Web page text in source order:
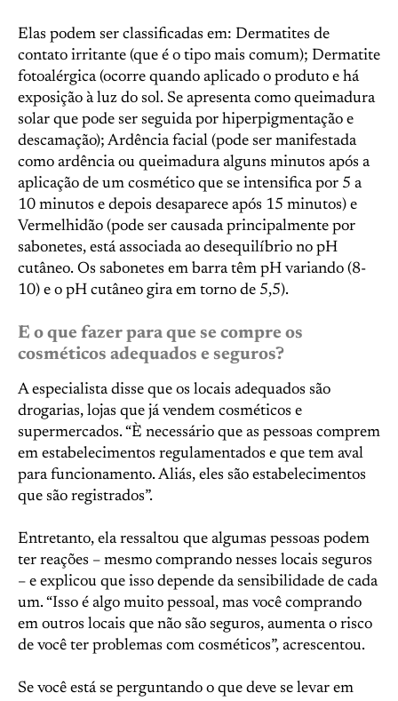
Elas podem ser classificadas em: Dermatites de
contato irritante (que é o tipo mais comum); Dermatite
fotoalérgica (ocorre quando aplicado o produto e há
exposição à luz do sol. Se apresenta como queimadura
solar que pode ser seguida por hiperpigmentação e
descamação); Ardência facial (pode ser manifestada
como ardência ou queimadura alguns minutos após a
aplicação de um cosmético que se intensifica por 5 a
10 minutos e depois desaparece após 15 minutos) e
Vermelhidão (pode ser causada principalmente por
sabonetes, está associada ao desequilíbrio no pH
cutâneo. Os sabonetes em barra têm pH variando (8-
10) e o pH cutâneo gira em torno de 5,5).
E o que fazer para que se compre os
cosméticos adequados e seguros?
A especialista disse que os locais adequados são
drogarias, lojas que já vendem cosméticos e
supermercados. “È necessário que as pessoas comprem
em estabelecimentos regulamentados e que tem aval
para funcionamento. Aliás, eles são estabelecimentos
que são registrados”.
Entretanto, ela ressaltou que algumas pessoas podem
ter reações – mesmo comprando nesses locais seguros
– e explicou que isso depende da sensibilidade de cada
um. “Isso é algo muito pessoal, mas você comprando
em outros locais que não são seguros, aumenta o risco
de você ter problemas com cosméticos”, acrescentou.
Se você está se perguntando o que deve se levar em